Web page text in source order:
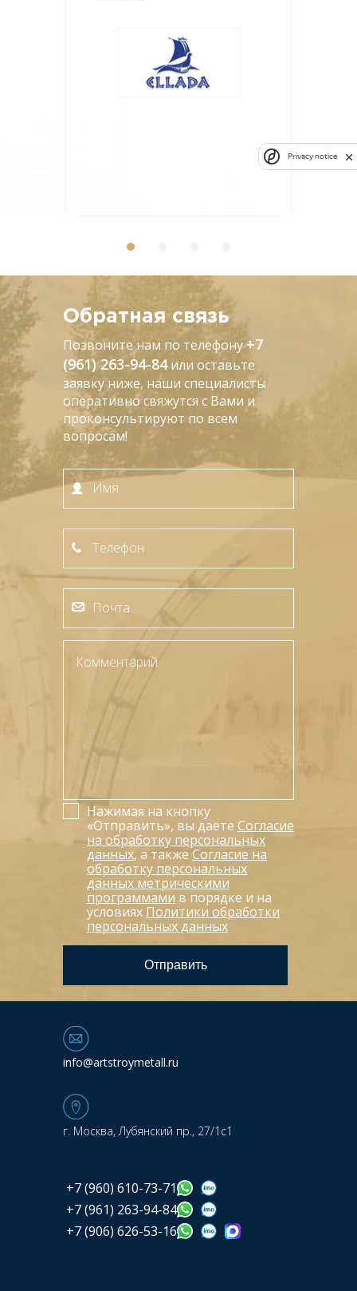
Обратная связь
Позвоните нам по телефону+7
(961) 263-94-84или оставьте
заявку ниже, наши специалисты
оперативно свяжутся с Вами и
проконсультируют по всем
вопросам!
Нажимая на кнопку
«Отправить», вы даете Согласие
на обработку персональных
данных, а также Согласие на
обработку персональных
данных метрическими
программами в порядке и на
условиях Политики обработки
персональных данных
info@artstroymetall.ru
г. Москва, Лубянский пр., 27/1с1
+7 (960) 610-73-71
+7 (961) 263-94-84
+7 (906) 626-53-16
Privacy notice